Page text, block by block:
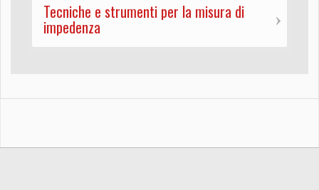
Tecniche e strumenti per la misura di
impedenza